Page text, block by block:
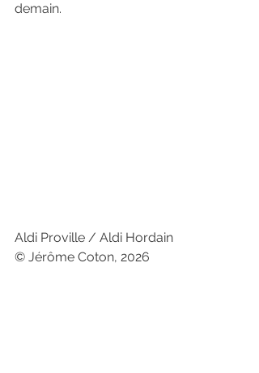
demain.
Aldi Proville / Aldi Hordain
© Jérôme Coton, 2026